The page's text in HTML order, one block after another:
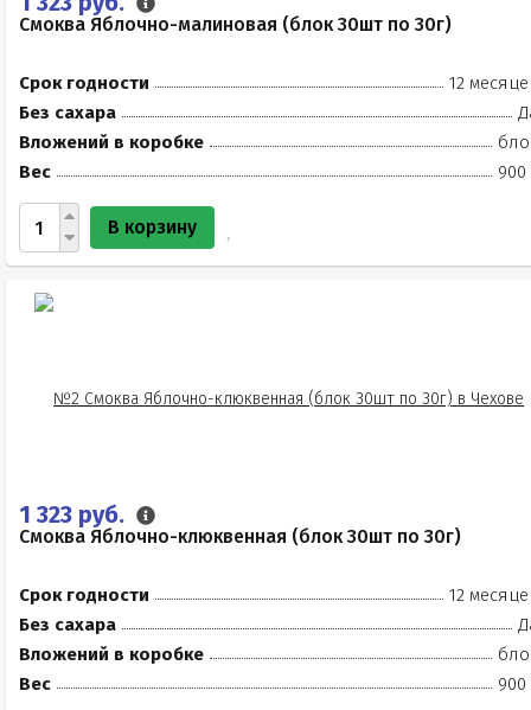
Смоква Яблочно-малиновая (блок 30шт по 30г)
Срок годности
12
Без сахара
Вложений в коробке
Вес
900
В корзину
1 323 руб.
Смоква Яблочно-клюквенная (блок 30шт по 30г)
Срок годности
12
Без сахара
Вложений в коробке
Вес
900